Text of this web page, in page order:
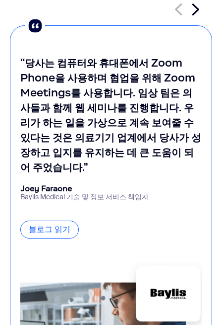
“당사는 컴퓨터와 휴대폰에서 Zoom
Phone을 사용하며 협업을 위해 Zoom
Meetings를 사용합니다. 임상 팀은 의
사들과 함께 웹 세미나를 진행합니다. 우
리가 하는 일을 가상으로 계속 보여줄 수
있다는 것은 의료기기 업계에서 당사가 성
장하고 입지를 유지하는 데 큰 도움이 되
어 주었습니다."
Joey Faraone
Baylis Medical 기술 및 정보 서비스 책임자
블로그 읽기